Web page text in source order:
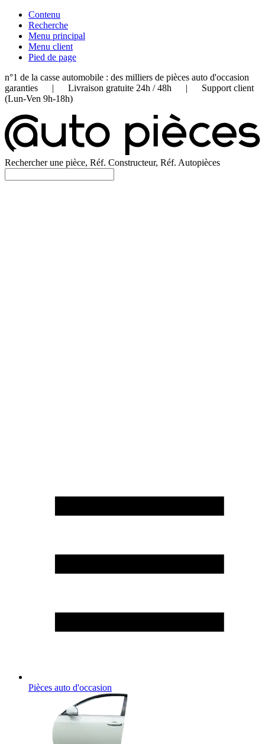
Contenu
Recherche
Menu principal
Menu client
Pied de page
n°1 de la casse automobile : des milliers de pièces auto d'occasion
garanties | Livraison gratuite 24h / 48h | Support client
(Lun-Ven 9h-18h)
Rechercher une pièce, Réf. Constructeur, Réf. Autopièces
Pièces auto d'occasion